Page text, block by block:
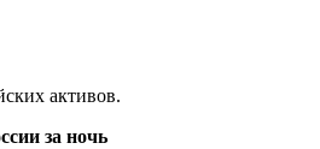
активов.
за ночь